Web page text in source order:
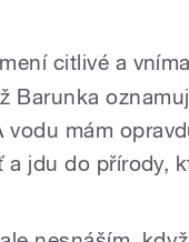
citlivé a
Barunka
mám
jdu do přírody,